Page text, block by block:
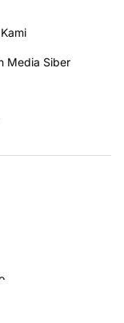
Media Siber